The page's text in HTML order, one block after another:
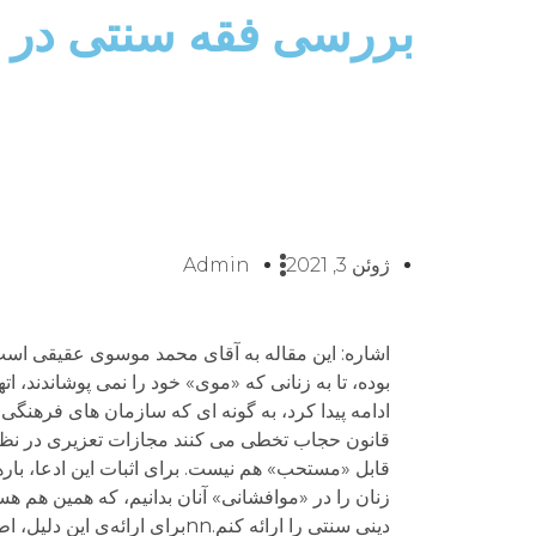
بررسی فقه سنتی
ژوئن 3, 2021 Admin